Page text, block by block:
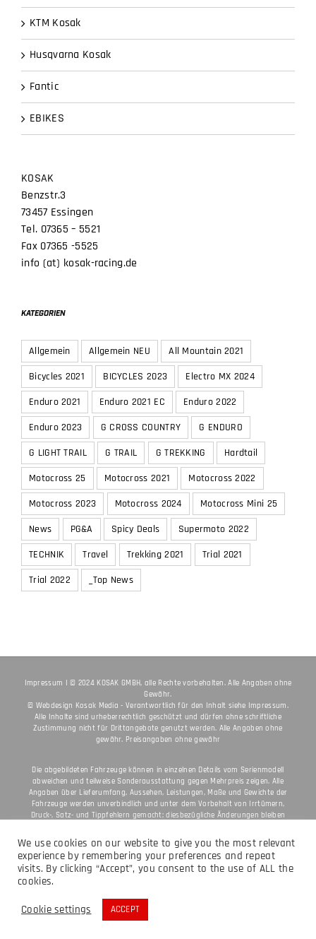
KTM Kosak
Husqvarna Kosak
Fantic
EBIKES
KOSAK
Benzstr.3
73457 Essingen
Tel. 07365 – 5521
Fax 07365 -5525
info (at) kosak-racing.de
KATEGORIEN
Allgemein Allgemein NEU
All Mountain 2021
Bicycles 2021
BICYCLES 2023
Electro MX 2024
Enduro 2021
Enduro 2021 EC
Enduro 2022
Enduro 2023
G CROSS COUNTRY
G ENDURO
G LIGHT TRAIL
G TRAIL G TREKKING
Hardtail
Motocross 25
Motocross 2021
Motocross 2022
Motocross 2023
Motocross 2024
Motocross Mini 25
News
PG&A Spicy Deals
Supermoto 2022
TECHNIK
Travel Trekking 2021
Trial 2021
Trial 2022
_Top News
Impressum I © 2024 KOSAK GMBH, alle Rechte vorbehalten. Alle Angaben ohne
Gewähr.
© Webdesign Kosak Media - Verantwortlich für den Inhalt siehe Impressum.
Alle Inhalte sind urheberrechtlich geschützt und dürfen ohne schriftliche
Zustimmung nicht für Drittangebote genutzt werden. Alle Angaben ohne
gewähr. Preisangaben ohne gewähr
Die abgebildeten Fahrzeuge können in einzelnen Details vom Serienmodell
abweichen und teilweise Sonderausstattung gegen Mehrpreis zeigen. Alle
Angaben über Lieferumfang, Aussehen, Leistungen, Maße und Gewichte der
Fahrzeuge werden unverbindlich und unter dem Vorbehalt von Irrtümern,
Druck-, Satz- und Tippfehlern gemacht; diesbezügliche Änderungen bleiben
abgeleitet werden. Bei veredelten Oberflächen kann es aufgrund von üblichen
Prozessschwankungen zu Farbunterschieden kommen. Die angegebenen
Verbrauchswerte beziehen sich auf den straßentauglichen Serienzustand der
Fahrzeuge, im Zeitpunkt der Werksauslieferung. * Preis versteht sich als
unverbindliche Preisempfehlung des Herstellers (UVP), inkl. MWST., zzgl.
We use cookies on our website to give you the most relevant
experience by remembering your preferences and repeat
visits. By clicking “Accept”, you consent to the use of ALL the
cookies.
Cookie settings ACCEPT